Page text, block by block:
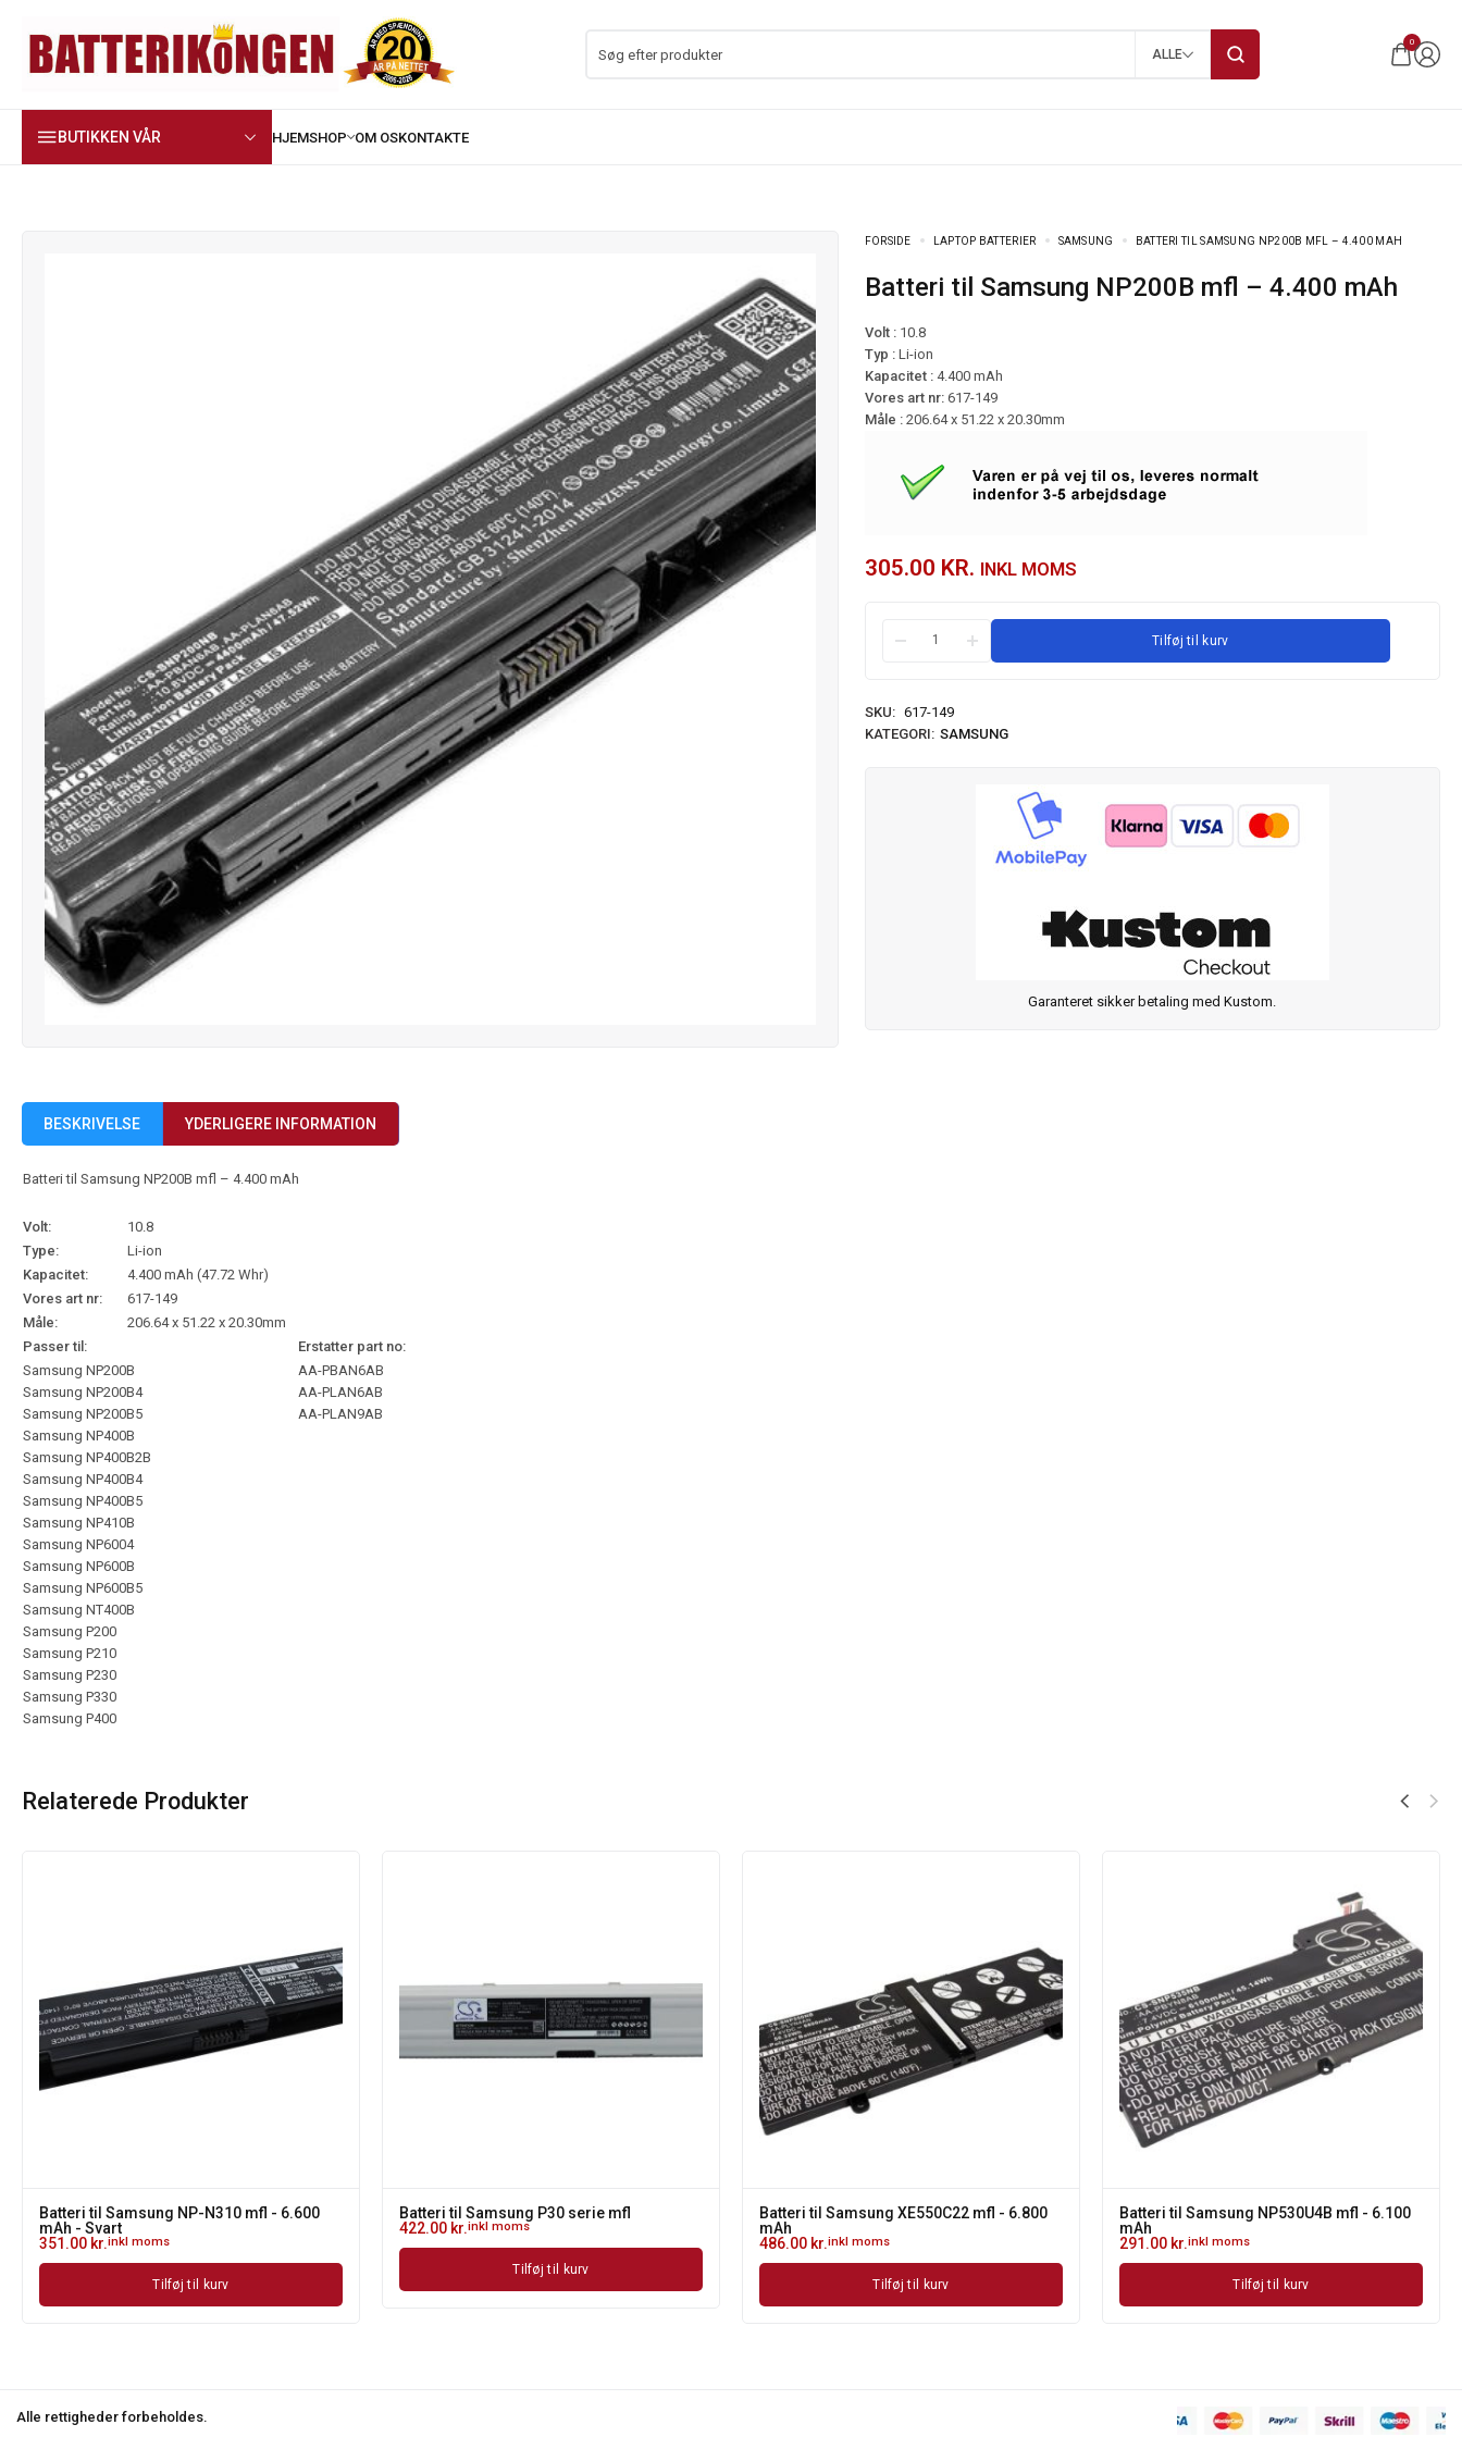
ALLE
0
BUTIKKEN VÅR
FORSIDE LAPTOP BATTERIER SAMSUNG BATTERI TIL SAMSUNG NP200B MFL – 4.400 MAH
Batteri til Samsung NP200B mfl – 4.400 mAh
Volt :10.8
Typ : Li-ion
Kapacitet : 4.400 mAh
Vores art nr: 617-149
Måle : 206.64 x 51.22 x 20.30mm
305.00 KR. INKL MOMS
Tilføj til kurv
SKU: 617-149
KATEGORI: SAMSUNG
Garanteret sikker betaling med Kustom.
BESKRIVELSE YDERLIGERE INFORMATION
Batteri til Samsung NP200B mfl – 4.400 mAh
Volt:
10.8
Type:
Li-ion
Kapacitet:
4.400 mAh (47.72 Whr)
Vores art nr:
617-149
Måle:
206.64 x 51.22 x 20.30mm
Passer til:
Erstatter part no:
Samsung NP200B
Samsung NP200B4
Samsung NP200B5
Samsung NP400B
Samsung NP400B2B
Samsung NP400B4
Samsung NP400B5
Samsung NP410B
Samsung NP6004
Samsung NP600B
Samsung NP600B5
Samsung NT400B
Samsung P200
Samsung P210
Samsung P230
Samsung P330
Samsung P400
AA-PBAN6AB
AA-PLAN6AB
AA-PLAN9AB
Relaterede Produkter
Batteri til Samsung NP-N310 mfl - 6.600
mAh - Svart
351.00 kr.inkl moms
Tilføj til kurv
Batteri til Samsung P30 serie mfl
422.00 kr.inkl moms
Tilføj til kurv
Batteri til Samsung XE550C22 mfl - 6.800
mAh
486.00 kr.inkl moms
Tilføj til kurv
Batteri til Samsung NP530U4B mfl - 6.100
mAh
291.00 kr.inkl moms
Tilføj til kurv
Alle rettigheder forbeholdes.